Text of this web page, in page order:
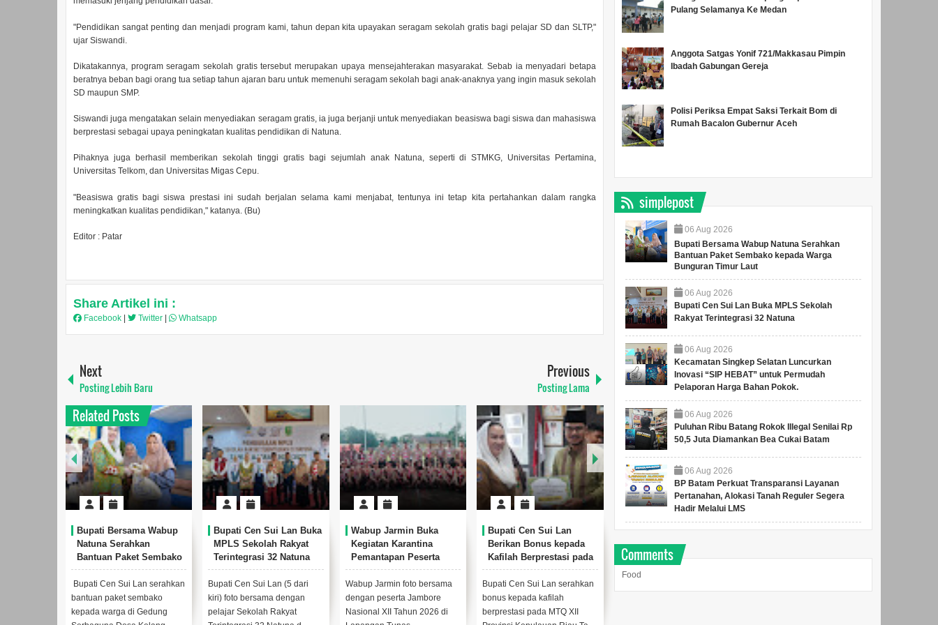
"Pendidikan sangat penting dan menjadi program kami, tahun depan kita upayakan seragam sekolah gratis bagi pelajar SD dan SLTP,"
ujar Siswandi.
Dikatakannya, program seragam sekolah gratis tersebut merupakan upaya mensejahterakan masyarakat. Sebab ia menyadari betapa
beratnya beban bagi orang tua setiap tahun ajaran baru untuk memenuhi seragam sekolah bagi anak-anaknya yang ingin masuk sekolah
SD maupun SMP.
Siswandi juga mengatakan selain menyediakan seragam gratis, ia juga berjanji untuk menyediakan beasiswa bagi siswa dan mahasiswa
berprestasi sebagai upaya peningkatan kualitas pendidikan di Natuna.
Pihaknya juga berhasil memberikan sekolah tinggi gratis bagi sejumlah anak Natuna, seperti di STMKG, Universitas Pertamina,
Universitas Telkom, dan Universitas Migas Cepu.
"Beasiswa gratis bagi siswa prestasi ini sudah berjalan selama kami menjabat, tentunya ini tetap kita pertahankan dalam rangka
meningkatkan kualitas pendidikan," katanya. (Bu)
Editor : Patar
Share Artikel ini :
Facebook Twitter Whatsapp
Next
Posting Lebih Baru
Previous
Posting Lama
Related Posts
Bupati Bersama Wabup
Natuna Serahkan
Bantuan Paket Sembako
kepada Warga Bunguran
Timur Laut
Bupati Cen Sui Lan serahkan
bantuan paket sembako
kepada warga di Gedung
Bupati Cen Sui Lan Buka
MPLS Sekolah Rakyat
Terintegrasi 32 Natuna
Bupati Cen Sui Lan (5 dari
kiri) foto bersama dengan
pelajar Sekolah Rakyat
Wabup Jarmin Buka
Kegiatan Karantina
Pemantapan Peserta
Jamnas XII Tahun 2026
Wabup Jarmin foto bersama
dengan peserta Jambore
Nasional XII Tahun 2026 di
Bupati Cen Sui Lan
Berikan Bonus kepada
Kafilah Berprestasi pada
MTQ XII Provinsi Kepri
Tahun 2026
Bupati Cen Sui Lan serahkan
bonus kepada kafilah
berprestasi pada MTQ XII
Pimpin Rakor GTRA
Tahun 2026, Bupati Cen
Sui Lan Harapkan
Pelaksanaan Reforma
Sekda Natuna Ikuti
Penilaian
Pulang Selamanya Ke Medan
Anggota Satgas Yonif 721/Makkasau Pimpin
Ibadah Gabungan Gereja
Polisi Periksa Empat Saksi Terkait Bom di
Rumah Bacalon Gubernur Aceh
simplepost
06 Aug 2026
Bupati Bersama Wabup Natuna Serahkan
Bantuan Paket Sembako kepada Warga
Bunguran Timur Laut
06 Aug 2026
Bupati Cen Sui Lan Buka MPLS Sekolah
Rakyat Terintegrasi 32 Natuna
06 Aug 2026
Kecamatan Singkep Selatan Luncurkan
Inovasi “SIP HEBAT” untuk Permudah
Pelaporan Harga Bahan Pokok.
06 Aug 2026
Puluhan Ribu Batang Rokok Illegal Senilai Rp
50,5 Juta Diamankan Bea Cukai Batam
06 Aug 2026
BP Batam Perkuat Transparansi Layanan
Pertanahan, Alokasi Tanah Reguler Segera
Hadir Melalui LMS
Comments
Food